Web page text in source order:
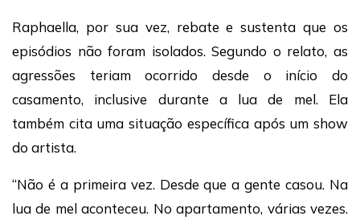
Raphaella, por sua vez, rebate e sustenta que os
episódios não foram isolados. Segundo o relato, as
agressões teriam ocorrido desde o início do
casamento, inclusive durante a lua de mel. Ela
também cita uma situação específica após um show
do artista.
“Não é a primeira vez. Desde que a gente casou. Na
lua de mel aconteceu. No apartamento, várias vezes.